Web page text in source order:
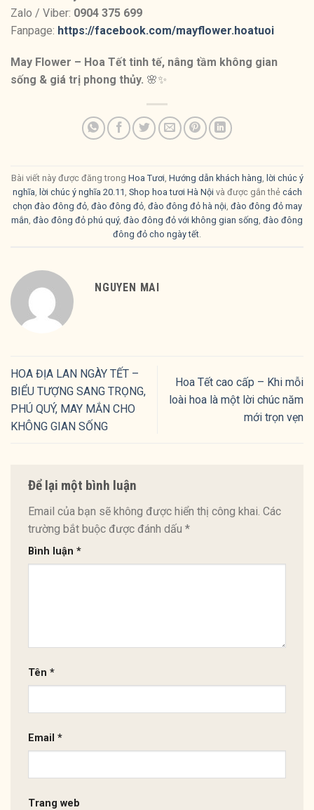
Zalo / Viber: 0904 375 699
Fanpage: https://facebook.com/mayflower.hoatuoi
May Flower – Hoa Tết tinh tế, nâng tầm không gian
sống & giá trị phong thủy. 🌸✨
Bài viết này được đăng trong Hoa Tươi Hướng dẫn khách hàng lời chúc ý
nghĩa lời chúc ý nghĩa 20.11 Shop hoa tươi Hà Nội và được gắn thẻ cách
chọn đào đông đỏ, đào đông đỏ, đào đông đỏ hà nội đào đông đỏ may
mắn đào đông đỏ phú quý, đào đông đỏ với không gian sống đào đông
đông đỏ cho ngày tết
NGUYEN MAI
HOA ĐỊA LAN NGÀY TẾT –
BIỂU TƯỢNG SANG TRỌNG,
PHÚ QUÝ, MAY MẮN CHO
KHÔNG GIAN SỐNG
Hoa Tết cao cấp – Khi mỗi
loài hoa là một lời chúc năm
mới trọn vẹn
Để lại một bình luận
Email của bạn sẽ không được hiển thị công khai. Các
trường bắt buộc được đánh dấu *
Bình luận *
Tên *
Email *
Trang web